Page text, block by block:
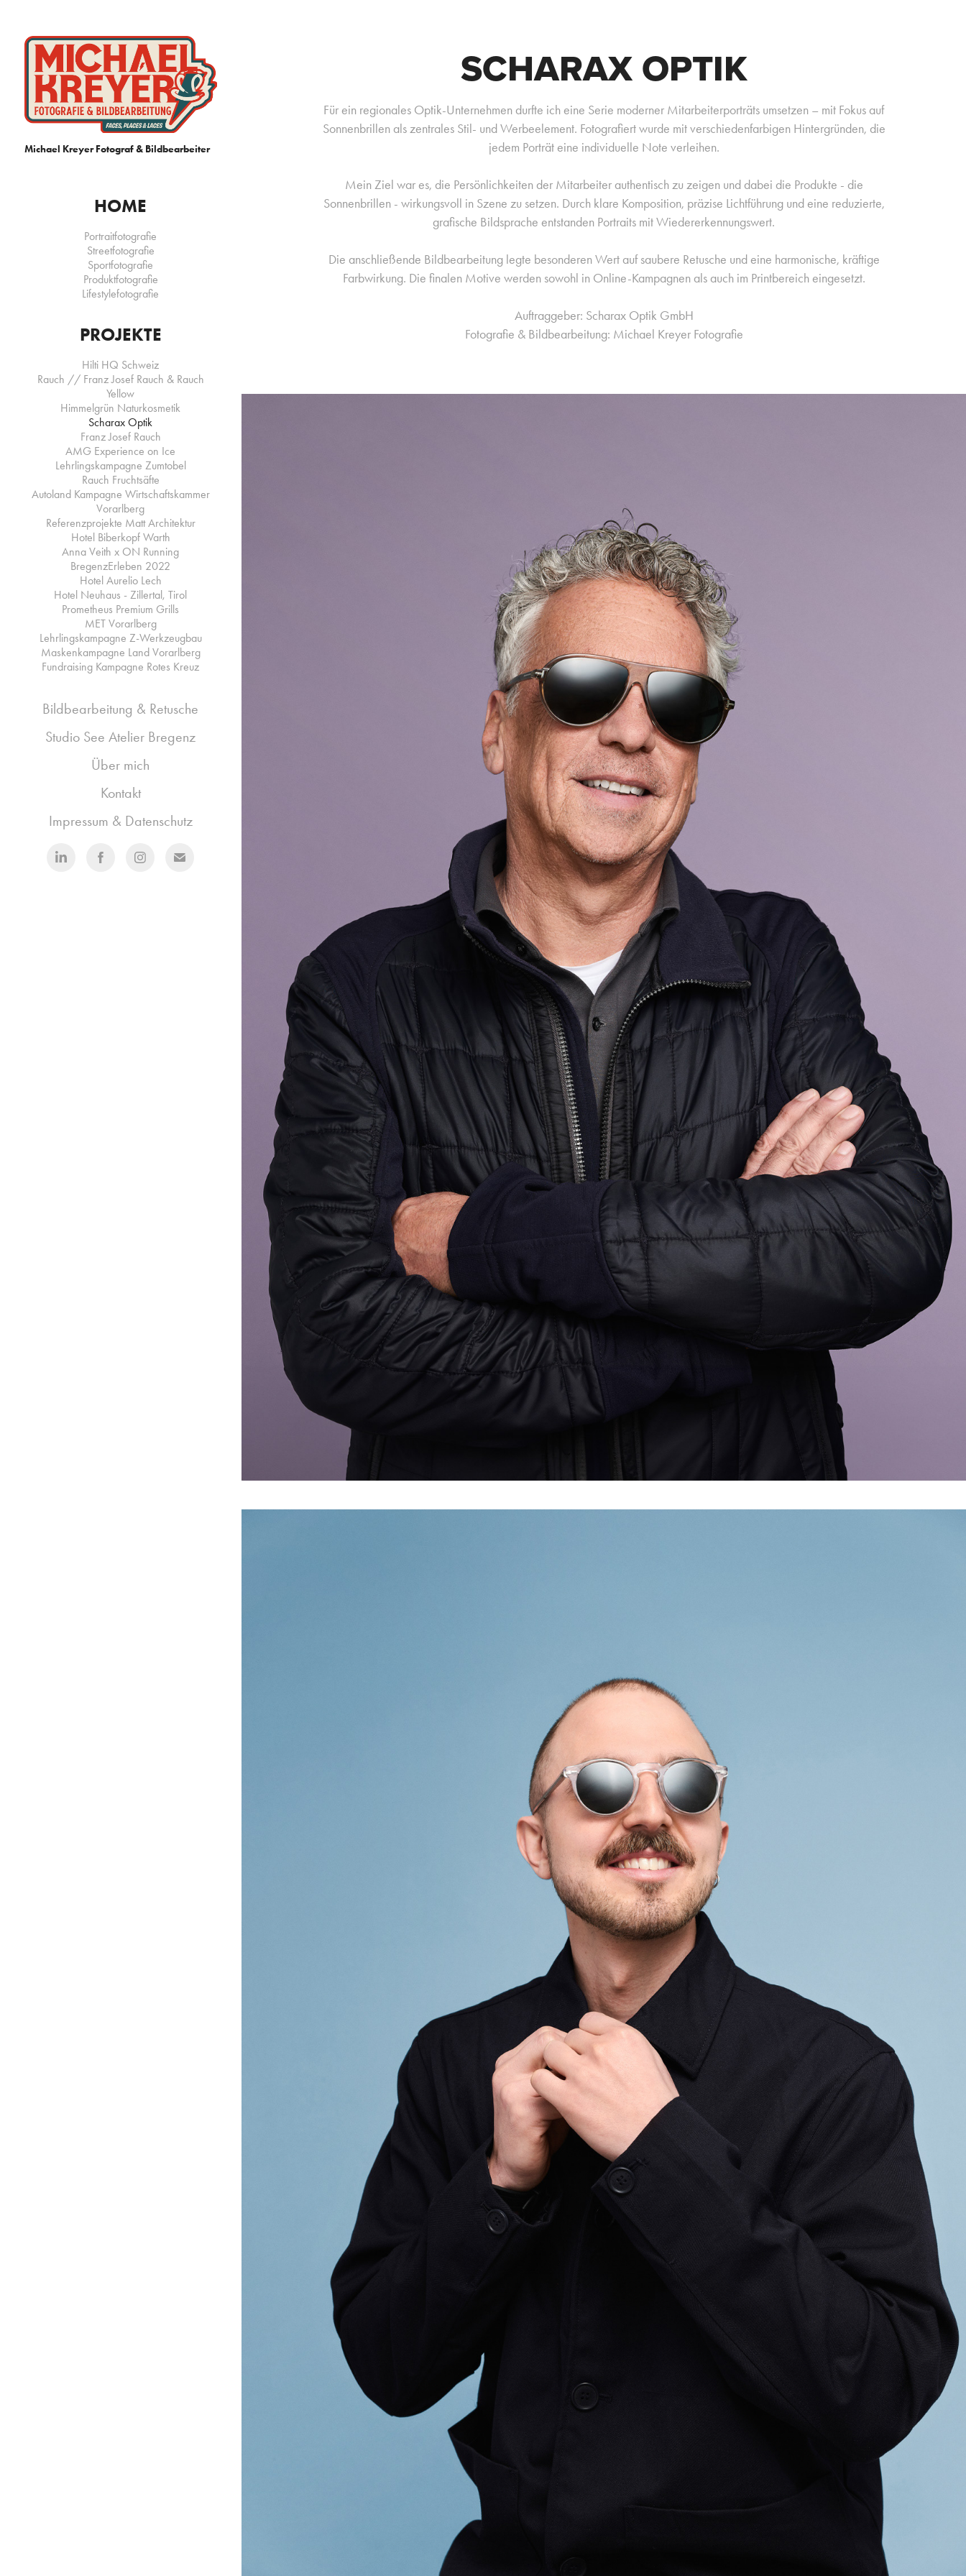
Michael Kreyer Fotograf & Bildbearbeiter
HOME
Portraitfotografie
Streetfotografie
Sportfotografie
Produktfotografie
Lifestylefotografie
PROJEKTE
Hilti HQ Schweiz
Rauch // Franz Josef Rauch & Rauch
Yellow
Himmelgrün Naturkosmetik
Scharax Optik
Franz Josef Rauch
AMG Experience on Ice
Lehrlingskampagne Zumtobel
Rauch Fruchtsäfte
Autoland Kampagne Wirtschaftskammer
Vorarlberg
Referenzprojekte Matt Architektur
Hotel Biberkopf Warth
Anna Veith x ON Running
BregenzErleben 2022
Hotel Aurelio Lech
Hotel Neuhaus - Zillertal, Tirol
Prometheus Premium Grills
MET Vorarlberg
Lehrlingskampagne Z-Werkzeugbau
Maskenkampagne Land Vorarlberg
Fundraising Kampagne Rotes Kreuz
Bildbearbeitung & Retusche
Studio See Atelier Bregenz
Über mich
Kontakt
Impressum & Datenschutz
SCHARAX OPTIK
Für ein regionales Optik-Unternehmen durfte ich eine Serie moderner Mitarbeiterporträts umsetzen – mit Fokus auf
Sonnenbrillen als zentrales Stil- und Werbeelement. Fotografiert wurde mit verschiedenfarbigen Hintergründen, die
jedem Porträt eine individuelle Note verleihen.
Mein Ziel war es, die Persönlichkeiten der Mitarbeiter authentisch zu zeigen und dabei die Produkte - die
Sonnenbrillen - wirkungsvoll in Szene zu setzen. Durch klare Komposition, präzise Lichtführung und eine reduzierte,
grafische Bildsprache entstanden Portraits mit Wiedererkennungswert.
Die anschließende Bildbearbeitung legte besonderen Wert auf saubere Retusche und eine harmonische, kräftige
Farbwirkung. Die finalen Motive werden sowohl in Online-Kampagnen als auch im Printbereich eingesetzt.
Auftraggeber: Scharax Optik GmbH
Fotografie & Bildbearbeitung: Michael Kreyer Fotografie